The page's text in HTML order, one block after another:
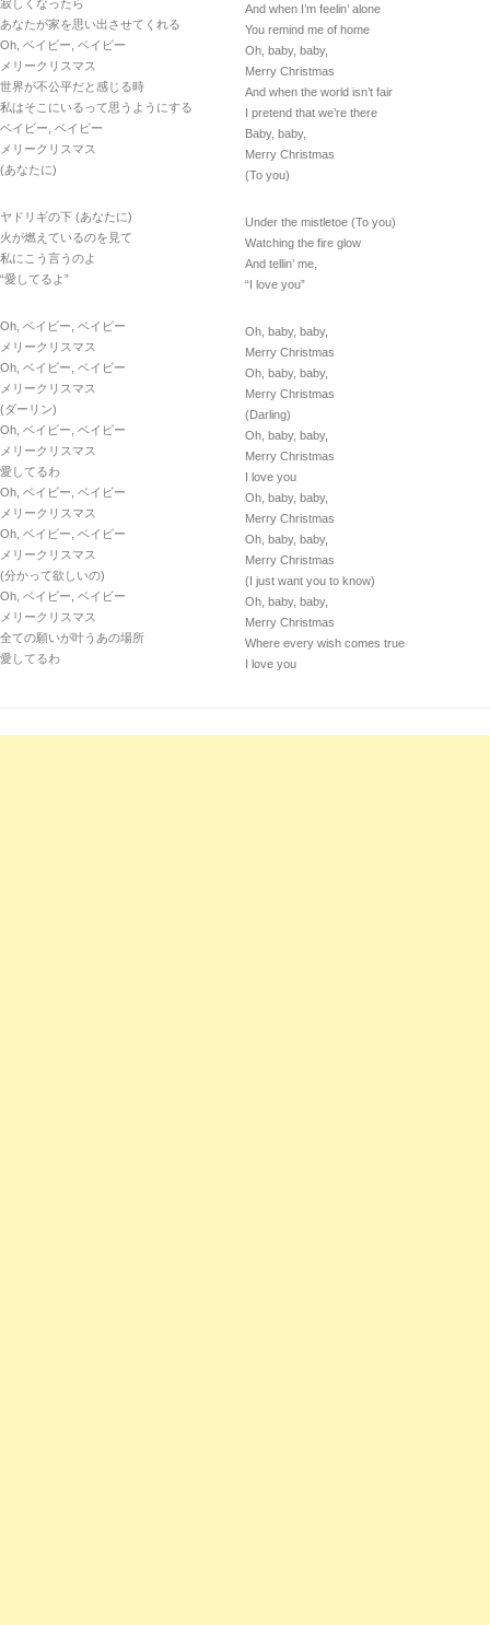
寂しくなったら
あなたが家を思い出させてくれる
Oh, ベイビー, ベイビー
メリークリスマス
世界が不公平だと感じる時
私はそこにいるって思うようにする
ベイビー, ベイビー
メリークリスマス
(あなたに)
ヤドリギの下 (あなたに)
火が燃えているのを見て
私にこう言うのよ
“愛してるよ”
Oh, ベイビー, ベイビー
メリークリスマス
Oh, ベイビー, ベイビー
メリークリスマス
(ダーリン)
Oh, ベイビー, ベイビー
メリークリスマス
愛してるわ
Oh, ベイビー, ベイビー
メリークリスマス
Oh, ベイビー, ベイビー
メリークリスマス
(分かって欲しいの)
Oh, ベイビー, ベイビー
メリークリスマス
全ての願いが叶うあの場所
愛してるわ
And when I’m feelin’ alone
You remind me of home
Oh, baby, baby,
Merry Christmas
And when the world isn’t fair
I pretend that we’re there
Baby, baby,
Merry Christmas
(To you)
Under the mistletoe (To you)
Watching the fire glow
And tellin’ me,
“I love you”
Oh, baby, baby,
Merry Christmas
Oh, baby, baby,
Merry Christmas
(Darling)
Oh, baby, baby,
Merry Christmas
I love you
Oh, baby, baby,
Merry Christmas
Oh, baby, baby,
Merry Christmas
(I just want you to know)
Oh, baby, baby,
Merry Christmas
Where every wish comes true
I love you